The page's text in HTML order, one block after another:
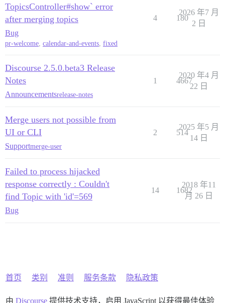
TopicsController#show` error
after merging topics
Bug
pr-welcome, calendar-and-events, fixed
4 180
2026 年7 月
2 日
Discourse 2.5.0.beta3 Release
Notes
Announcementsrelease-notes
1 4667
2020 年4 月
22 日
Merge users not possible from
UI or CLI
Supportmerge-user
2 514
2025 年5 月
14 日
Failed to process hijacked
response correctly : Couldn't
find Topic with 'id'=569
Bug
14 1682
2018 年11
月 26 日
首页 类别 准则 服务条款 隐私政策
由 Discourse提供技术支持，启用 JavaScript 以获得最佳体验